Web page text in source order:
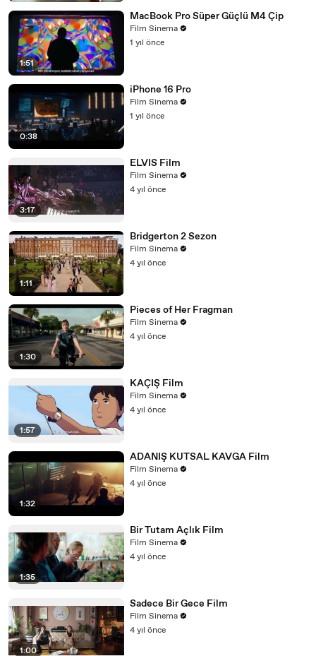
1:51
MacBook Pro Süper Güçlü M4 Çip
Film Sinema
1 yıl önce
0:38
iPhone 16 Pro
Film Sinema
1 yıl önce
3:17
ELVIS Film
Film Sinema
4 yıl önce
1:11
Bridgerton 2 Sezon
Film Sinema
4 yıl önce
1:30
Pieces of Her Fragman
Film Sinema
4 yıl önce
1:57
KAÇIŞ Film
Film Sinema
4 yıl önce
1:32
ADANIŞ KUTSAL KAVGA Film
Film Sinema
4 yıl önce
1:35
Bir Tutam Açlık Film
Film Sinema
4 yıl önce
1:00
Sadece Bir Gece Film
Film Sinema
4 yıl önce